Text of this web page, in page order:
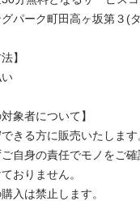
パーク町田高ヶ坂第３(
】
対象者について】
きる⽅に販売いたします
⾃⾝の責任でモノをご
おりません。
⼊は禁⽌します。